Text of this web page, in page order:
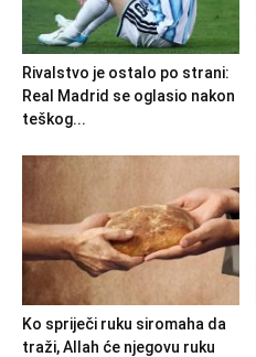
Rivalstvo je ostalo po strani:
Real Madrid se oglasio nakon
teškog...
Ko spriječi ruku siromaha da
traži, Allah će njegovu ruku